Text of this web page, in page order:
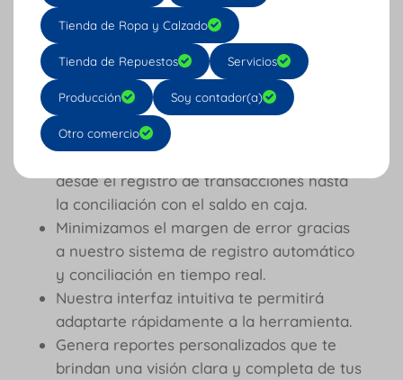
estos procesos de manera rápida y precisa,
sin necesidad de hojas de cálculo ni muchos
cálculos manuales.
¿Por qué elegir Cuenti para
tus arqueos de caja?
Cuenti automatiza gran parte del proceso,
desde el registro de transacciones hasta
la conciliación con el saldo en caja.
Minimizamos el margen de error gracias
a nuestro sistema de registro automático
y conciliación en tiempo real.
Nuestra interfaz intuitiva te permitirá
adaptarte rápidamente a la herramienta.
Genera reportes personalizados que te
brindan una visión clara y completa de tus
Tienda de Ropa y Calzado
Tienda de Repuestos Servicios
Producción Soy contador(a)
Otro comercio